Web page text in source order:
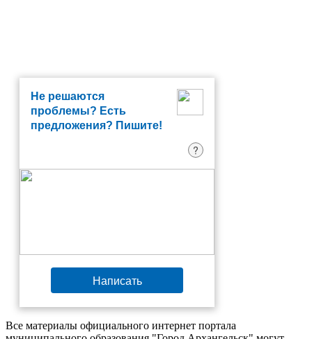
Не решаются
проблемы? Есть
предложения? Пишите!
?
Написать
Все материалы официального интернет портала